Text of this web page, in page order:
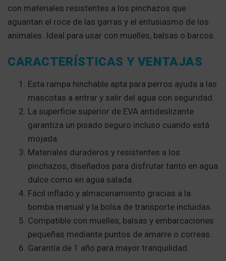
con materiales resistentes a los pinchazos que
aguantan el roce de las garras y el entusiasmo de los
animales. Ideal para usar con muelles, balsas o barcos.
CARACTERÍSTICAS Y VENTAJAS
Esta rampa hinchable apta para perros ayuda a las
mascotas a entrar y salir del agua con seguridad.
La superficie superior de EVA antideslizante
garantiza un pisado seguro incluso cuando está
mojada.
Materiales duraderos y resistentes a los
pinchazos, diseñados para disfrutar tanto en agua
dulce como en agua salada.
Fácil inflado y almacenamiento gracias a la
bomba manual y la bolsa de transporte incluidas.
Compatible con muelles, balsas y embarcaciones
pequeñas mediante puntos de amarre o correas.
Garantía de 1 año para mayor tranquilidad.